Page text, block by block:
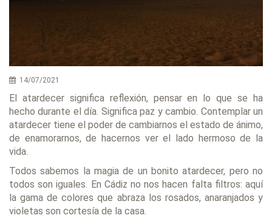
14/07/2021
El atardecer significa reflexión, pensar en lo que se ha
hecho durante el día. Significa paz y cambio. Contemplar un
atardecer tiene el poder de cambiarnos el estado de ánimo,
de enamorarnos, de hacernos ver el lado hermoso de la
vida.
Todos sabemos la magia de un bonito atardecer, pero no
todos son iguales. En Cádiz no nos hacen falta filtros: aquí
la gama de colores que abraza los rosados, anaranjados y
violetas son cortesía de la casa.